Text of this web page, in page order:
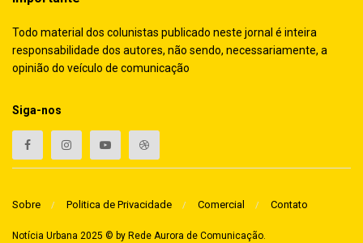
Todo material dos colunistas publicado neste jornal é inteira
responsabilidade dos autores, não sendo, necessariamente, a
opinião do veículo de comunicação
Siga-nos
Sobre Politica de Privacidade Comercial Contato
Notícia Urbana 2025 © by Rede Aurora de Comunicação.